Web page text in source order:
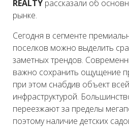
REALTY рассказали об
рынке.
Сегодня в сегменте
поселков можно выделить
заметных трендов.
важно сохранить ощущение
при этом снабдив объект
инфраструктурой.
переезжают за пределы
поэтому наличие детских